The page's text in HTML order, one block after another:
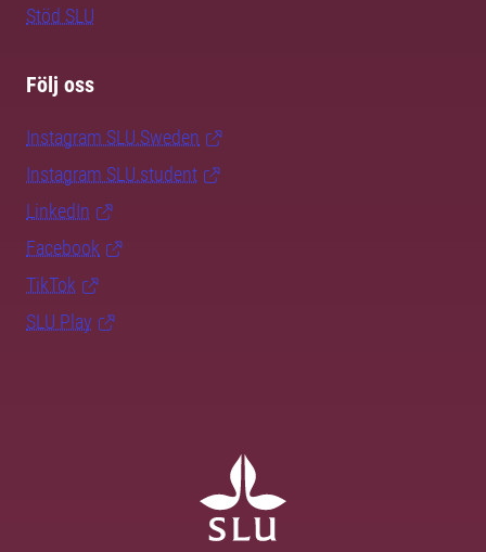
Stöd SLU
Följ oss
Instagram SLU.Sweden
Instagram SLU.student
LinkedIn
Facebook
TikTok
SLU Play